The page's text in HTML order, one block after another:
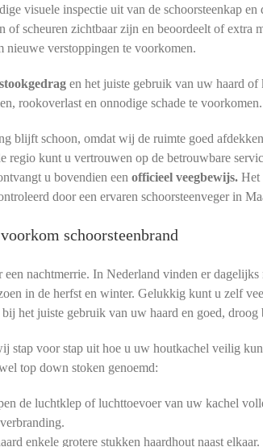
visuele inspectie uit van de schoorsteenkap en
scheuren zichtbaar zijn en beoordeelt of extra
nieuwe verstoppingen te voorkomen.
en het juiste gebruik van uw haard of
rookoverlast en onnodige schade te voorkomen.
blijft schoon, omdat wij de ruimte goed
regio kunt u vertrouwen op de betrouwbare
u bovendien een officieel veegbewijs. Het
door een ervaren schoorsteenveger in
schoorsteenbrand
nachtmerrie. In Nederland vinden er dagelijks
in de herfst en winter. Gelukkig kunt u zelf
het juiste gebruik van uw haard en goed, droog
stap voor stap uit hoe u uw houtkachel veilig
top down stoken genoemd:
de luchtklep of luchttoevoer van uw kachel
enkele grotere stukken haardhout naast elkaar.